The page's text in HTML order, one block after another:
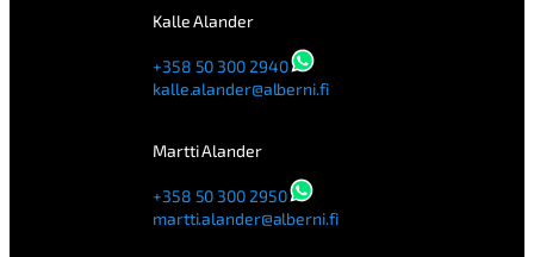
Kalle Alander
+358 50 300 2940
kalle.alander@alberni.fi
Martti Alander
+358 50 300 2950
martti.alander@alberni.fi